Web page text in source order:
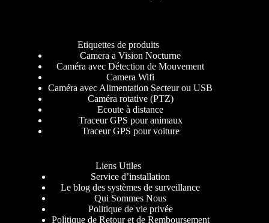
Etiquettes de produits
Camera a Vision Nocturne
Caméra avec Détection de Mouvement
Camera Wifi
Caméra avec Alimentation Secteur ou USB
Caméra rotative (PTZ)
Ecoute à distance
Traceur GPS pour animaux
Traceur GPS pour voiture
Liens Utiles
Service d’installation
Le blog des systèmes de surveillance
Qui Sommes Nous
Politique de vie privée
Politique de Retour et de Remboursement